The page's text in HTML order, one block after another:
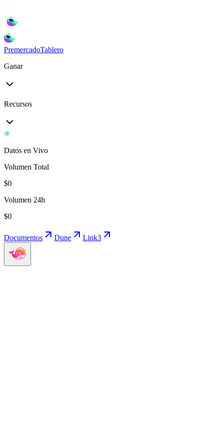
PremercadoTablero
Ganar
Recursos
Datos en Vivo
Volumen Total
$0
Volumen 24h
$0
Documentos Dune Link3